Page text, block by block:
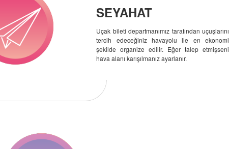
SEYAHAT
Uçak bileti departmanımız tarafından
tercih edeceğiniz havayolu ile en
şekilde organize edilir. Eğer talep
hava alanı karışılmanız ayarlanır.